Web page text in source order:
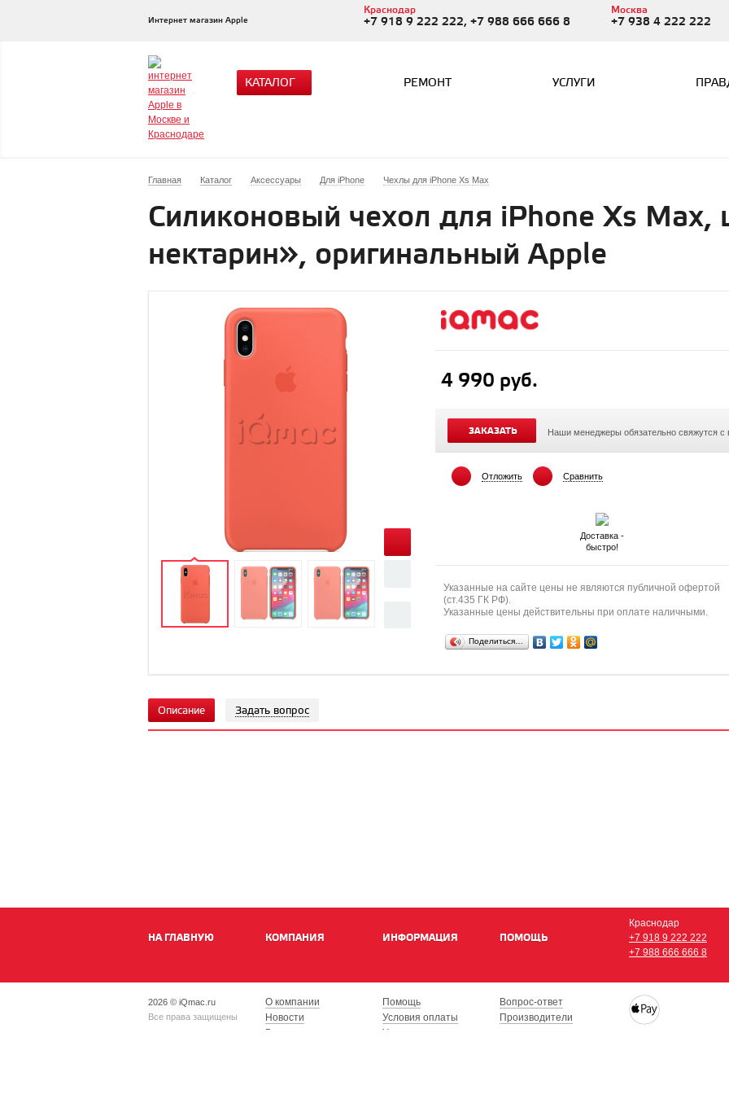
Интернет магазин Apple
Краснодар
+7 918 9 222 222, +7 988 666 666 8
Москва
+7 938 4 222 222
КАТАЛОГ РЕМОНТ УСЛУГИ
Главная Каталог Аксессуары Для iPhone Чехлы для iPhone Xs Max
Силиконовый чехол для iPhone Xs Max,
нектарин», оригинальный Apple
4 990 руб.
ЗАКАЗАТЬ Наши менеджеры обязательно свяжутся с
Отложить Сравнить
Доставка -
быстро!
Указанные на сайте цены не являются публичной офертой
(ст.435 ГК РФ).
Указанные цены действительны при оплате наличными.
Поделиться…
Описание Задать вопрос
НА ГЛАВНУЮ КОМПАНИЯ ИНФОРМАЦИЯ ПОМОЩЬ
Краснодар
+7 918 9 222 222
+7 988 666 666 8
2026 © iQmac.ru
Все права защищены
О компании
Новости
Вакансии
Помощь
Условия оплаты
Условия доставки
Вопрос-ответ
Производители